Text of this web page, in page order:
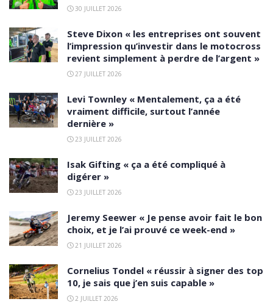
30 JUILLET 2026
Steve Dixon « les entreprises ont souvent
l’impression qu’investir dans le motocross
revient simplement à perdre de l’argent »
27 JUILLET 2026
Levi Townley « Mentalement, ça a été
vraiment difficile, surtout l’année
dernière »
23 JUILLET 2026
Isak Gifting « ça a été compliqué à
digérer »
23 JUILLET 2026
Jeremy Seewer « Je pense avoir fait le bon
choix, et je l’ai prouvé ce week-end »
21 JUILLET 2026
Cornelius Tondel « réussir à signer des top
10, je sais que j’en suis capable »
2 JUILLET 2026